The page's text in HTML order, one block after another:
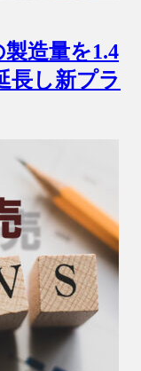
造量を1.4
長し新プラ